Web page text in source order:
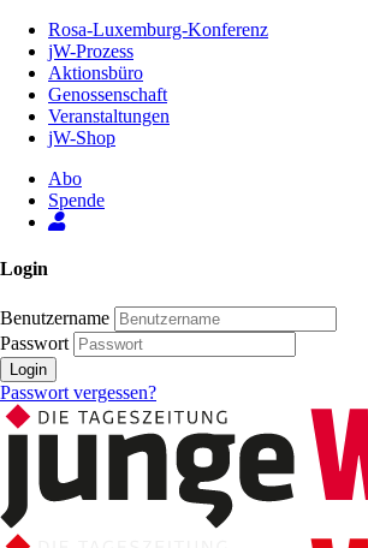
Inhalt
Seite
Rosa-Luxemburg-Konferenz
jW-Prozess
Aktionsbüro
Genossenschaft
Veranstaltungen
jW-Shop
Abo
Spende
Login
Benutzername
Passwort
Login
Passwort vergessen?